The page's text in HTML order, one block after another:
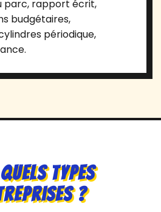
parc, rapport écrit,
budgétaires,
périodique,
Types
?